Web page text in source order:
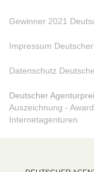
Gewinner 2021
Impressum
Datenschutz
Deutscher
Auszeichnung -
Internetagenturen